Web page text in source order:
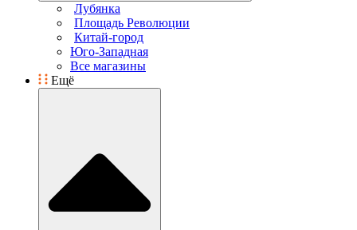
Лубянка
Площадь Революции
Китай-город
Юго-Западная
Все магазины
Ещё